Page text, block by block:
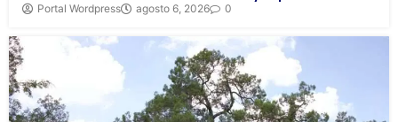
Portal Wordpress agosto 6, 2026 0